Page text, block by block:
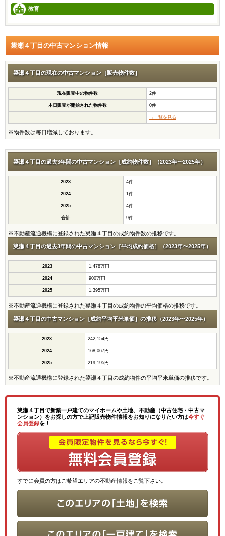
教育
簗瀬４丁目の中古マンション情報
簗瀬４丁目の現在の中古マンション［販売物件数］
現在販売中の物件数 2件
本日販売が開始された物件数 0件
→一覧を見る
※物件数は毎日増減しております。
簗瀬４丁目の過去3年間の中古マンション［成約物件数］（2023年〜2025年）
2023 4件
2024 1件
2025 4件
合計 9件
※不動産流通機構に登録された簗瀬４丁目の成約物件数の推移です。
簗瀬４丁目の過去3年間の中古マンション［平均成約価格］（2023年〜2025年）
2023 1,478万円
2024 900万円
2025 1,395万円
※不動産流通機構に登録された簗瀬４丁目の成約物件の平均価格の推移です。
簗瀬４丁目の中古マンション［成約平均平米単価］の推移（2023年〜2025年）
2023 242,154円
2024 168,067円
2025 219,195円
※不動産流通機構に登録された簗瀬４丁目の成約物件の平均平米単価の推移です。
簗瀬４丁目で新築一戸建てのマイホームや土地、不動産（中古住宅・中古マ
ンション）をお探しの方で上記販売物件情報をお知りになりたい方は今すぐ
会員登録を！
すでに会員の方はご希望エリアの不動産情報をご覧下さい。